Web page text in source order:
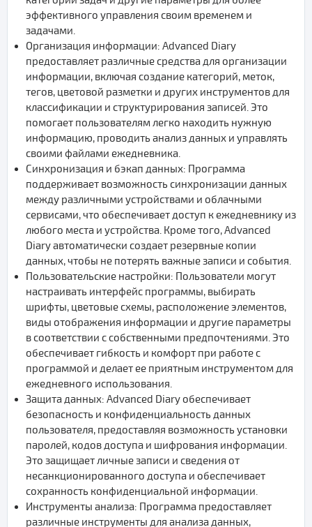
эффективного управления своим временем и
задачами.
Организация информации: Advanced Diary
предоставляет различные средства для организации
информации, включая создание категорий, меток,
тегов, цветовой разметки и других инструментов для
классификации и структурирования записей. Это
помогает пользователям легко находить нужную
информацию, проводить анализ данных и управлять
своими файлами ежедневника.
Синхронизация и бэкап данных: Программа
поддерживает возможность синхронизации данных
между различными устройствами и облачными
сервисами, что обеспечивает доступ к ежедневнику из
любого места и устройства. Кроме того, Advanced
Diary автоматически создает резервные копии
данных, чтобы не потерять важные записи и события.
Пользовательские настройки: Пользователи могут
настраивать интерфейс программы, выбирать
шрифты, цветовые схемы, расположение элементов,
виды отображения информации и другие параметры
в соответствии с собственными предпочтениями. Это
обеспечивает гибкость и комфорт при работе с
программой и делает ее приятным инструментом для
ежедневного использования.
Защита данных: Advanced Diary обеспечивает
безопасность и конфиденциальность данных
пользователя, предоставляя возможность установки
паролей, кодов доступа и шифрования информации.
Это защищает личные записи и сведения от
несанкционированного доступа и обеспечивает
сохранность конфиденциальной информации.
Инструменты анализа: Программа предоставляет
различные инструменты для анализа данных,